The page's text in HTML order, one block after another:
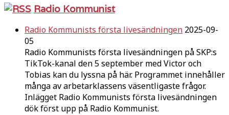
Radio Kommunist
Radio Kommunists första livesändningen 2025-09-
05
Radio Kommunists första livesändningen på SKP:s
TikTok-kanal den 5 september med Victor och
Tobias kan du lyssna på här. Programmet innehåller
många av arbetarklassens väsentligaste frågor.
Inlägget Radio Kommunists första livesändningen
dök först upp på Radio Kommunist.